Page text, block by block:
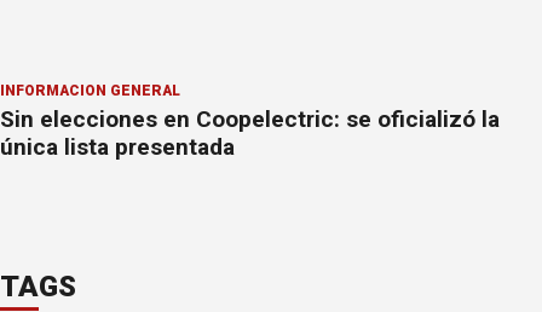
INFORMACION GENERAL
Sin elecciones en Coopelectric: se oficializó la
única lista presentada
TAGS